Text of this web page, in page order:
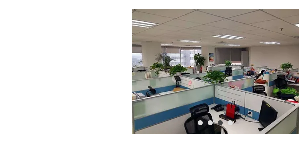
1 2 3 4